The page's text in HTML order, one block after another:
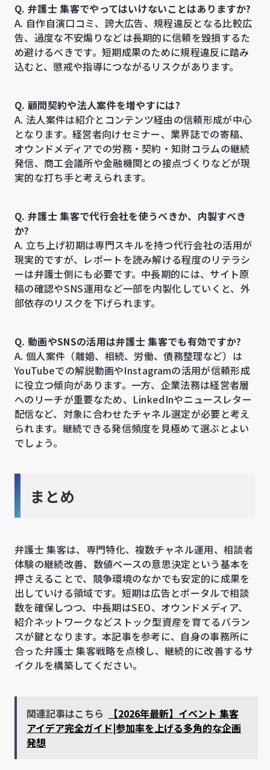
Q. 弁護士 集客でやってはいけないことはありますか?
A. 自作自演口コミ、誇大広告、規程違反となる比較広
告、過度な不安煽りなどは長期的に信頼を毀損するた
め避けるべきです。短期成果のために規程違反に踏み
込むと、懲戒や指導につながるリスクがあります。
Q. 顧問契約や法人案件を増やすには?
A. 法人案件は紹介とコンテンツ経由の信頼形成が中心
となります。経営者向けセミナー、業界誌での寄稿、
オウンドメディアでの労務・契約・知財コラムの継続
発信、商工会議所や金融機関との接点づくりなどが現
実的な打ち手と考えられます。
Q. 弁護士 集客で代行会社を使うべきか、内製すべき
か?
A. 立ち上げ初期は専門スキルを持つ代行会社の活用が
現実的ですが、レポートを読み解ける程度のリテラシ
ーは弁護士側にも必要です。中長期的には、サイト原
稿の確認やSNS運用など一部を内製化していくと、外
部依存のリスクを下げられます。
Q. 動画やSNSの活用は弁護士 集客でも有効ですか?
A. 個人案件（離婚、相続、労働、債務整理など）は
YouTubeでの解説動画やInstagramの活用が信頼形成
に役立つ傾向があります。一方、企業法務は経営者層
へのリーチが重要なため、LinkedInやニュースレター
配信など、対象に合わせたチャネル選定が必要と考え
られます。継続できる発信頻度を見極めて選ぶとよい
でしょう。
まとめ
弁護士 集客は、専門特化、複数チャネル運用、相談者
体験の継続改善、数値ベースの意思決定という基本を
押さえることで、競争環境のなかでも安定的に成果を
出していける領域です。短期は広告とポータルで相談
数を確保しつつ、中長期はSEO、オウンドメディア、
紹介ネットワークなどストック型資産を育てるバラン
スが鍵となります。本記事を参考に、自身の事務所に
合った弁護士 集客戦略を点検し、継続的に改善するサ
イクルを構築してください。
関連記事はこちら
【2026年最新】イベント 集客
アイデア完全ガイド|参加率を上げる多角的な企画
発想